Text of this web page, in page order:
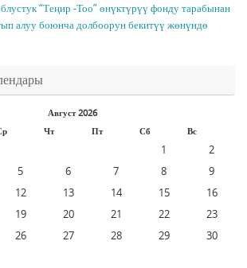
“Теңир -Тоо” өнүктүрүү фонду тарабынан
алуу боюнча долбоорун бекитүү жөнүндө
Август 2026
Чт Пт Сб Вс
1
2
5 6 7 8
9
12 13 14 15
16
19 20 21 22
23
26 27 28 29
30